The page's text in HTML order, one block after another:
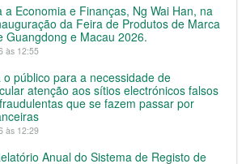
a Economia e Finanças, Ng Wai Han, na
da Feira de Produtos de Marca
Guangdong e Macau 2026.
às 12:55
o público para a necessidade de
atenção aos sítios electrónicos falsos
que se fazem passar por
às 12:29
Anual do Sistema de Registo de